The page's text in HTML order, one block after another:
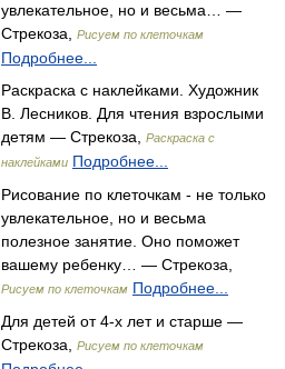
увлекательное, но и весьма… —
Стрекоза,
Рисуем по клеточкам
Подробнее...
Раскраска с наклейками. Художник
В. Лесников. Для чтения взрослыми
детям — Стрекоза,
Раскраска с
наклейками Подробнее...
Рисование по клеточкам - не только
увлекательное, но и весьма
полезное занятие. Оно поможет
вашему ребенку… — Стрекоза,
Рисуем по клеточкам Подробнее...
Для детей от 4-х лет и старше —
Стрекоза,
Рисуем по клеточкам